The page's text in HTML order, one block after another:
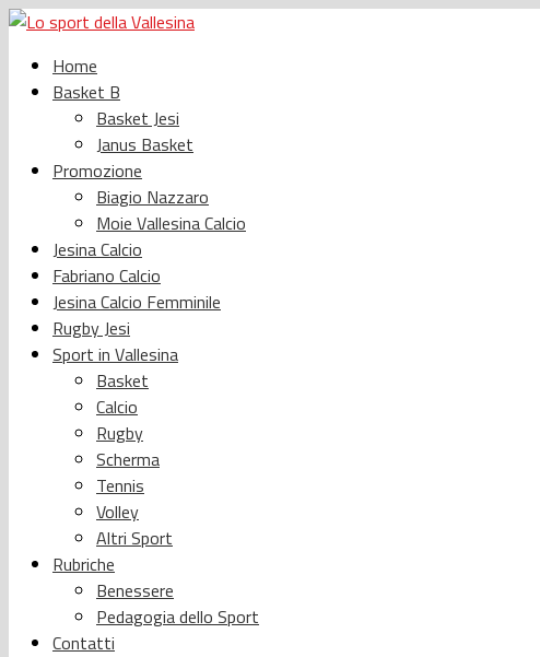
Home
Basket B
Basket Jesi
Janus Basket
Promozione
Biagio Nazzaro
Moie Vallesina Calcio
Jesina Calcio
Fabriano Calcio
Jesina Calcio Femminile
Rugby Jesi
Sport in Vallesina
Basket
Calcio
Rugby
Scherma
Tennis
Volley
Altri Sport
Rubriche
Benessere
Pedagogia dello Sport
Contatti